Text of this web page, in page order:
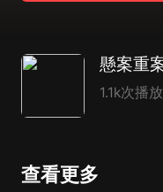
1.1k次播放
查看更多